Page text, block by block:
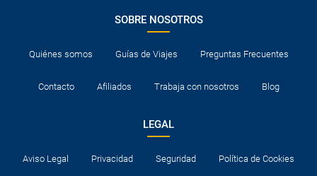
SOBRE NOSOTROS
Quiénes somos Guías de Viajes Preguntas Frecuentes
Contacto Afiliados Trabaja con nosotros Blog
LEGAL
Aviso Legal Privacidad Seguridad Política de Cookies